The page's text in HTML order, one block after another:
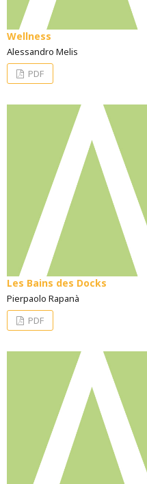
Wellness
Alessandro Melis
PDF
Les Bains des Docks
Pierpaolo Rapanà
PDF